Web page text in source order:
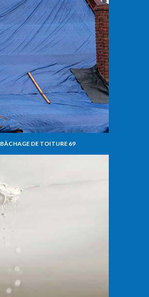
BÂCHAGE DE TOITURE 69